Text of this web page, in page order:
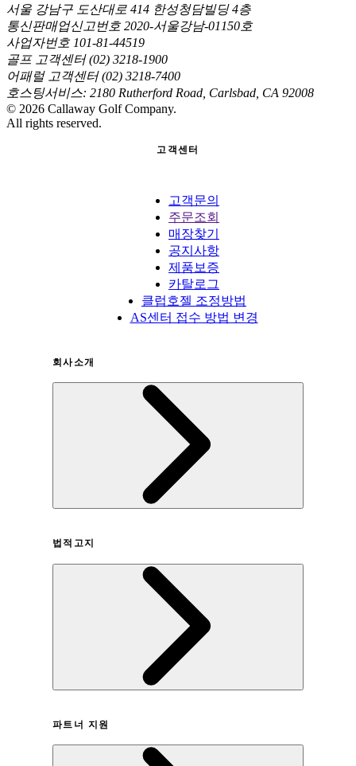
서울 강남구 도산대로 414 한성청담빌딩 4층
통신판매업신고번호 2020-서울강남-01150호
사업자번호 101-81-44519
골프 고객센터 (02) 3218-1900
어패럴 고객센터 (02) 3218-7400
호스팅서비스: 2180 Rutherford Road, Carlsbad, CA 92008
© 2026 Callaway Golf Company.
All rights reserved.
고객센터
고객문의
주문조회
매장찾기
공지사항
제품보증
카탈로그
클럽호젤 조정방법
AS센터 접수 방법 변경
회사소개
법적고지
개인정보취급방침
파트너 지원